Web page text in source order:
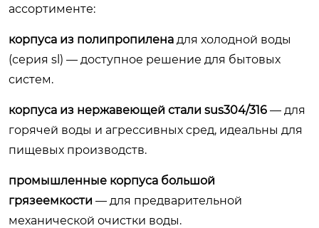
ассортименте:
корпуса из полипропилена для холодной воды
(серия sl) — доступное решение для бытовых
систем.
корпуса из нержавеющей стали sus304/316 — для
горячей воды и агрессивных сред, идеальны для
пищевых производств.
промышленные корпуса большой
грязеемкости — для предварительной
механической очистки воды.